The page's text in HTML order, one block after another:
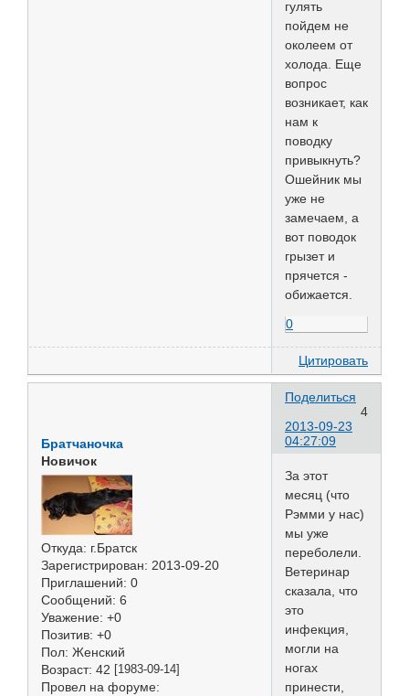
гулять
пойдем не
околеем от
холода. Еще
вопрос
возникает, как
нам к
поводку
привыкнуть?
Ошейник мы
уже не
замечаем, а
вот поводок
грызет и
прячется -
обижается.
0
Цитировать
Поделиться
4
2013-09-23
04:27:09
Братчаночка
Новичок
Откуда: г.Братск
Зарегистрирован: 2013-09-20
Приглашений: 0
Сообщений: 6
Уважение: +0
Позитив: +0
Пол: Женский
Возраст: 42 [1983-09-14]
Провел на форуме:
За этот
месяц (что
Рэмми у нас)
мы уже
переболели.
Ветеринар
сказала, что
это
инфекция,
могли на
ногах
принести,